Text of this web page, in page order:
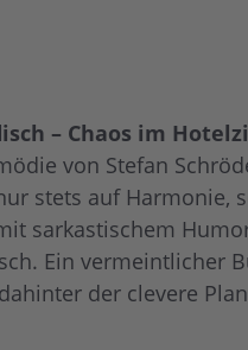
– Chaos im
von Stefan
stets auf Harmonie,
sarkastischem
Ein vermeintlicher
der clevere